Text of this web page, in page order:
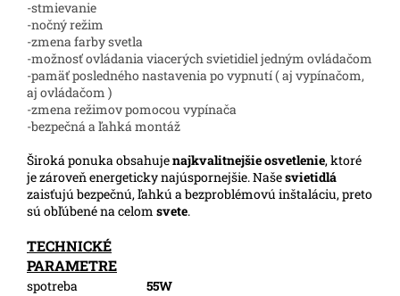
-stmievanie
-nočný režim
-zmena farby svetla
-možnosť ovládania viacerých svietidiel jedným ovládačom
-pamäť posledného nastavenia po vypnutí ( aj vypínačom,
aj ovládačom )
-zmena režimov pomocou vypínača
-bezpečná a ľahká montáž
Široká ponuka obsahujenajkvalitnejšie osvetlenie, ktoré
je zároveň energeticky najúspornejšie. Našesvietidlá
zaisťujú bezpečnú, ľahkú a bezproblémovú inštaláciu, preto
sú obľúbené na celom svete.
TECHNICKÉ
PARAMETRE
spotreba
55W